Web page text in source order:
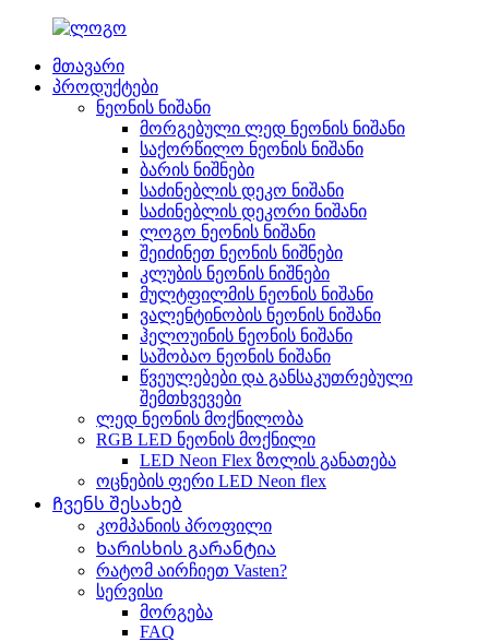
მთავარი
პროდუქტები
ნეონის ნიშანი
მორგებული ლედ ნეონის ნიშანი
საქორწილო ნეონის ნიშანი
ბარის ნიშნები
საძინებლის დეკო ნიშანი
საძინებლის დეკორი ნიშანი
ლოგო ნეონის ნიშანი
შეიძინეთ ნეონის ნიშნები
კლუბის ნეონის ნიშნები
მულტფილმის ნეონის ნიშანი
ვალენტინობის ნეონის ნიშანი
ჰელოუინის ნეონის ნიშანი
საშობაო ნეონის ნიშანი
წვეულებები და განსაკუთრებული
შემთხვევები
ლედ ნეონის მოქნილობა
RGB LED ნეონის მოქნილი
LED Neon Flex ზოლის განათება
ოცნების ფერი LED Neon flex
Ჩვენს შესახებ
კომპანიის პროფილი
Ხარისხის გარანტია
რატომ აირჩიეთ Vasten?
სერვისი
მორგება
FAQ